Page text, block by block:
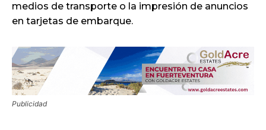
medios de transporte o la impresión de anuncios
en tarjetas de embarque.
Publicidad